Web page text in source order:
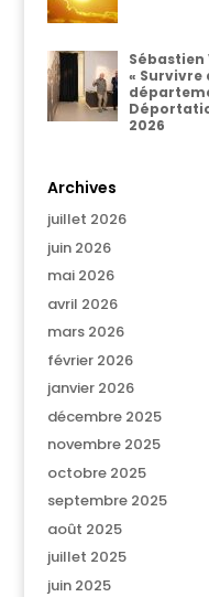
« Survivre
2026
Archives
juillet 2026
juin 2026
mai 2026
avril 2026
mars 2026
février 2026
janvier 2026
décembre 2025
novembre 2025
octobre 2025
septembre 2025
août 2025
juillet 2025
juin 2025